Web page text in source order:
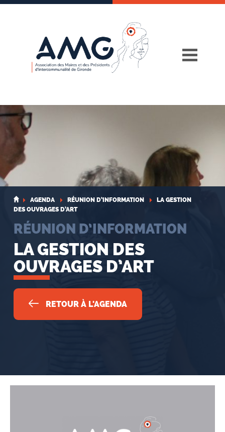
Skip
AGENDA RÉUNION D’INFORMATION
LA GESTION
DES OUVRAGES D’ART
RÉUNION D’INFORMATION
LA GESTION DES
OUVRAGES D’ART
RETOUR À L'AGENDA